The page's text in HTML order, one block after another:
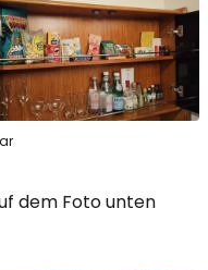
dem Foto unten